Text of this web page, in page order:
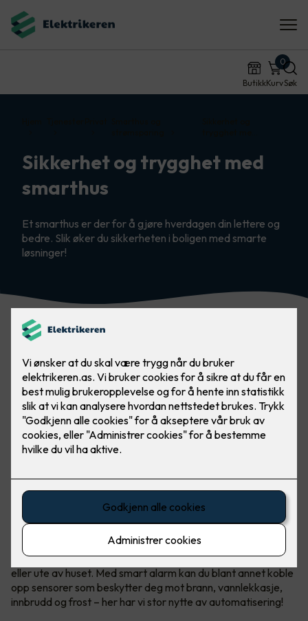
ButikkKurv
0
Søk
Sikkerhet og trygghet med
smarthus
Et smarthus er der for å gjøre hverdagen din lettere og
bedre. Slik øker du sikkerheten i boligen med smarte
løsninger!
Sikkerhet med smart alarm
Smarthus gir deg trygghet hele døgnet, når du er hjemme
eller ute av huset. Med smart alarm kan du blant annet koble
opp sensorer som beskytter deg mot brann, vannlekkasje,
innbrudd og frost – her har vi stor nytte av automatisering!